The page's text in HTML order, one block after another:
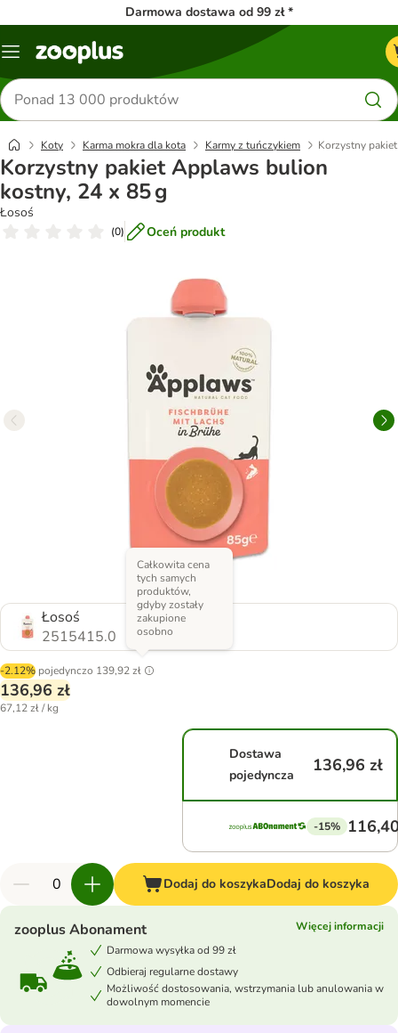
Darmowa dostawa od 99 zł *
Menu
Szukaj
produktów
Koty Karma mokra dla kota Karmy z tuńczykiem Korzystny
Korzystny pakiet Applaws bulion
kostny, 24 x 85 g
Łosoś
(0) Oceń produkt
Łosoś
2515415.0
-2.12% pojedynczo 139,92 zł
Całkowita cena
tych samych
produktów,
gdyby zostały
zakupione
osobno
136,96 zł
67,12 zł / kg
Dostawa
pojedyncza
136,96 zł
-15%
Dodaj do koszykaDodaj do koszyka
zooplus Abonament
Więcej informacji
Darmowa wysyłka od 99 zł
Odbieraj regularne dostawy
Możliwość dostosowania, wstrzymania lub anulowania w
dowolnym momencie